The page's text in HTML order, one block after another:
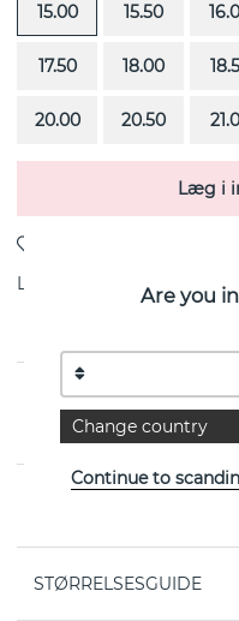
15.00 15.50
17.50 18.00
20.00 20.50
Læg i
Levering: Bestillingsvare
Bend Over-Morganite
svenske Efva Attling
STØRRELSESGUIDE
Are you
Change country
Continue to